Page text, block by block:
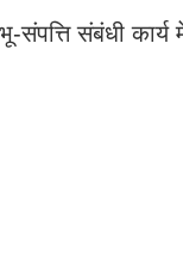
संबंधी कार्य